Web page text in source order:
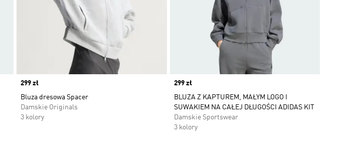
Price
299 zł
Bluza dresowa Spacer
Damskie Originals
3 kolory
Price
299 zł
BLUZA Z KAPTUREM, MAŁYM LOGO I
SUWAKIEM NA CAŁEJ DŁUGOŚCI ADIDAS KIT
Damskie Sportswear
3 kolory